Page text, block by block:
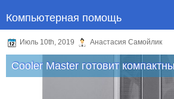
Компьютерная помощь
Июль 10th, 2019 Анастасия Самойлик
Cooler Master готовит